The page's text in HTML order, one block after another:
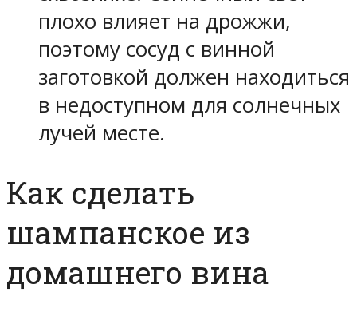
плохо влияет на дрожжи,
поэтому сосуд с винной
заготовкой должен находиться
в недоступном для солнечных
лучей месте.
Как сделать
шампанское из
домашнего вина